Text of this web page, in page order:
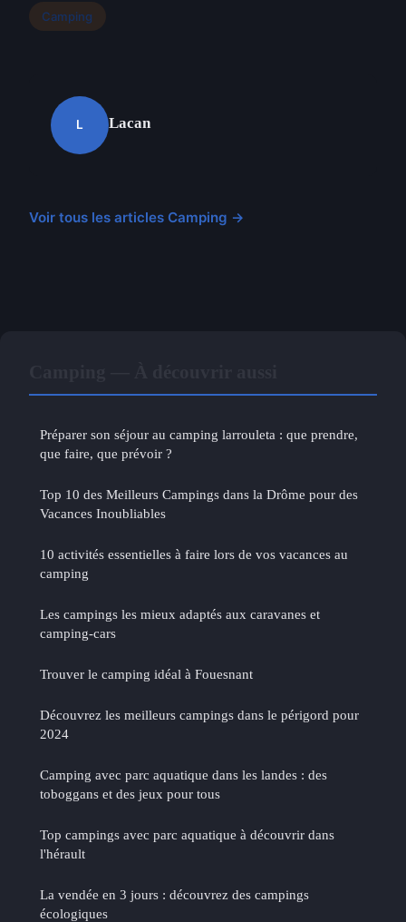
Camping
L Lacan
Voir tous les articles Camping →
Préparer son séjour au camping larrouleta : que prendre,
que faire, que prévoir ?
Top 10 des Meilleurs Campings dans la Drôme pour des
Vacances Inoubliables
10 activités essentielles à faire lors de vos vacances au
camping
Les campings les mieux adaptés aux caravanes et
camping-cars
Trouver le camping idéal à Fouesnant
Découvrez les meilleurs campings dans le périgord pour
2024
Camping avec parc aquatique dans les landes : des
toboggans et des jeux pour tous
Top campings avec parc aquatique à découvrir dans
l'hérault
La vendée en 3 jours : découvrez des campings
écologiques